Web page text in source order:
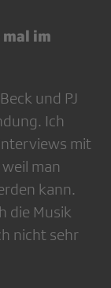
im
und PJ
Ich
mit
man
kann.
die Musik
nicht sehr